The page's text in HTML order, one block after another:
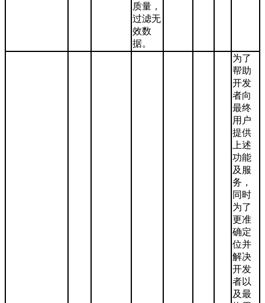
质量，
过滤无
效数
据。
为了
帮助
开发
者向
最终
用户
提供
上述
功能
及服
务，
同时
为了
更准
确定
位并
解决
开发
者以
及最